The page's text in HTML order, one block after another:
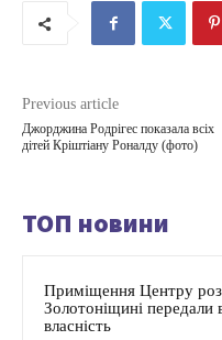
Previous article
Джорджина Родрігес показала всіх
дітей Кріштіану Роналду (фото)
ТОП новини
Приміщення Центру
Золотоніщині передали
власність